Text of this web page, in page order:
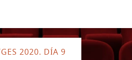
2020. DÍA 9